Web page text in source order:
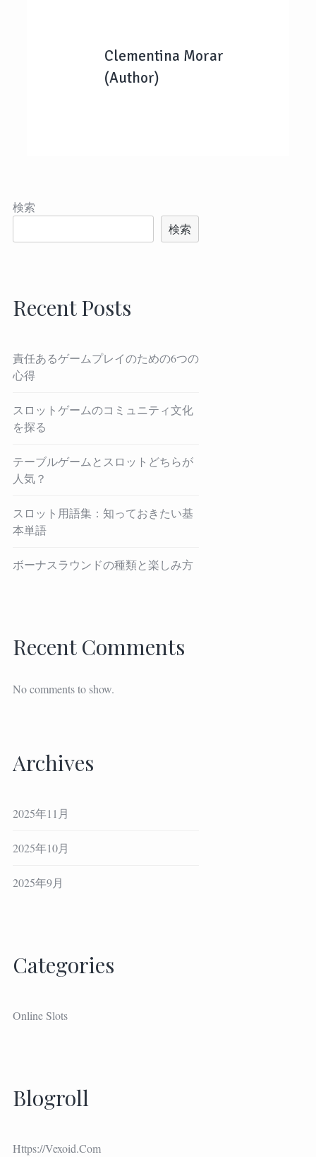
Clementina Morar
(Author)
検索
検索
Recent Posts
責任あるゲームプレイのための6つの
心得
スロットゲームのコミュニティ文化
を探る
テーブルゲームとスロットどちらが
人気？
スロット用語集：知っておきたい基
本単語
ボーナスラウンドの種類と楽しみ方
Recent Comments
No comments to show.
Archives
2025年11月
2025年10月
2025年9月
Categories
Online Slots
Blogroll
Https://vexoid.com